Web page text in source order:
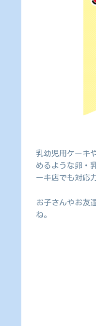
乳幼児用ケーキ
めるような卵・
ーキ店でも対応
お子さんやお友
ね。